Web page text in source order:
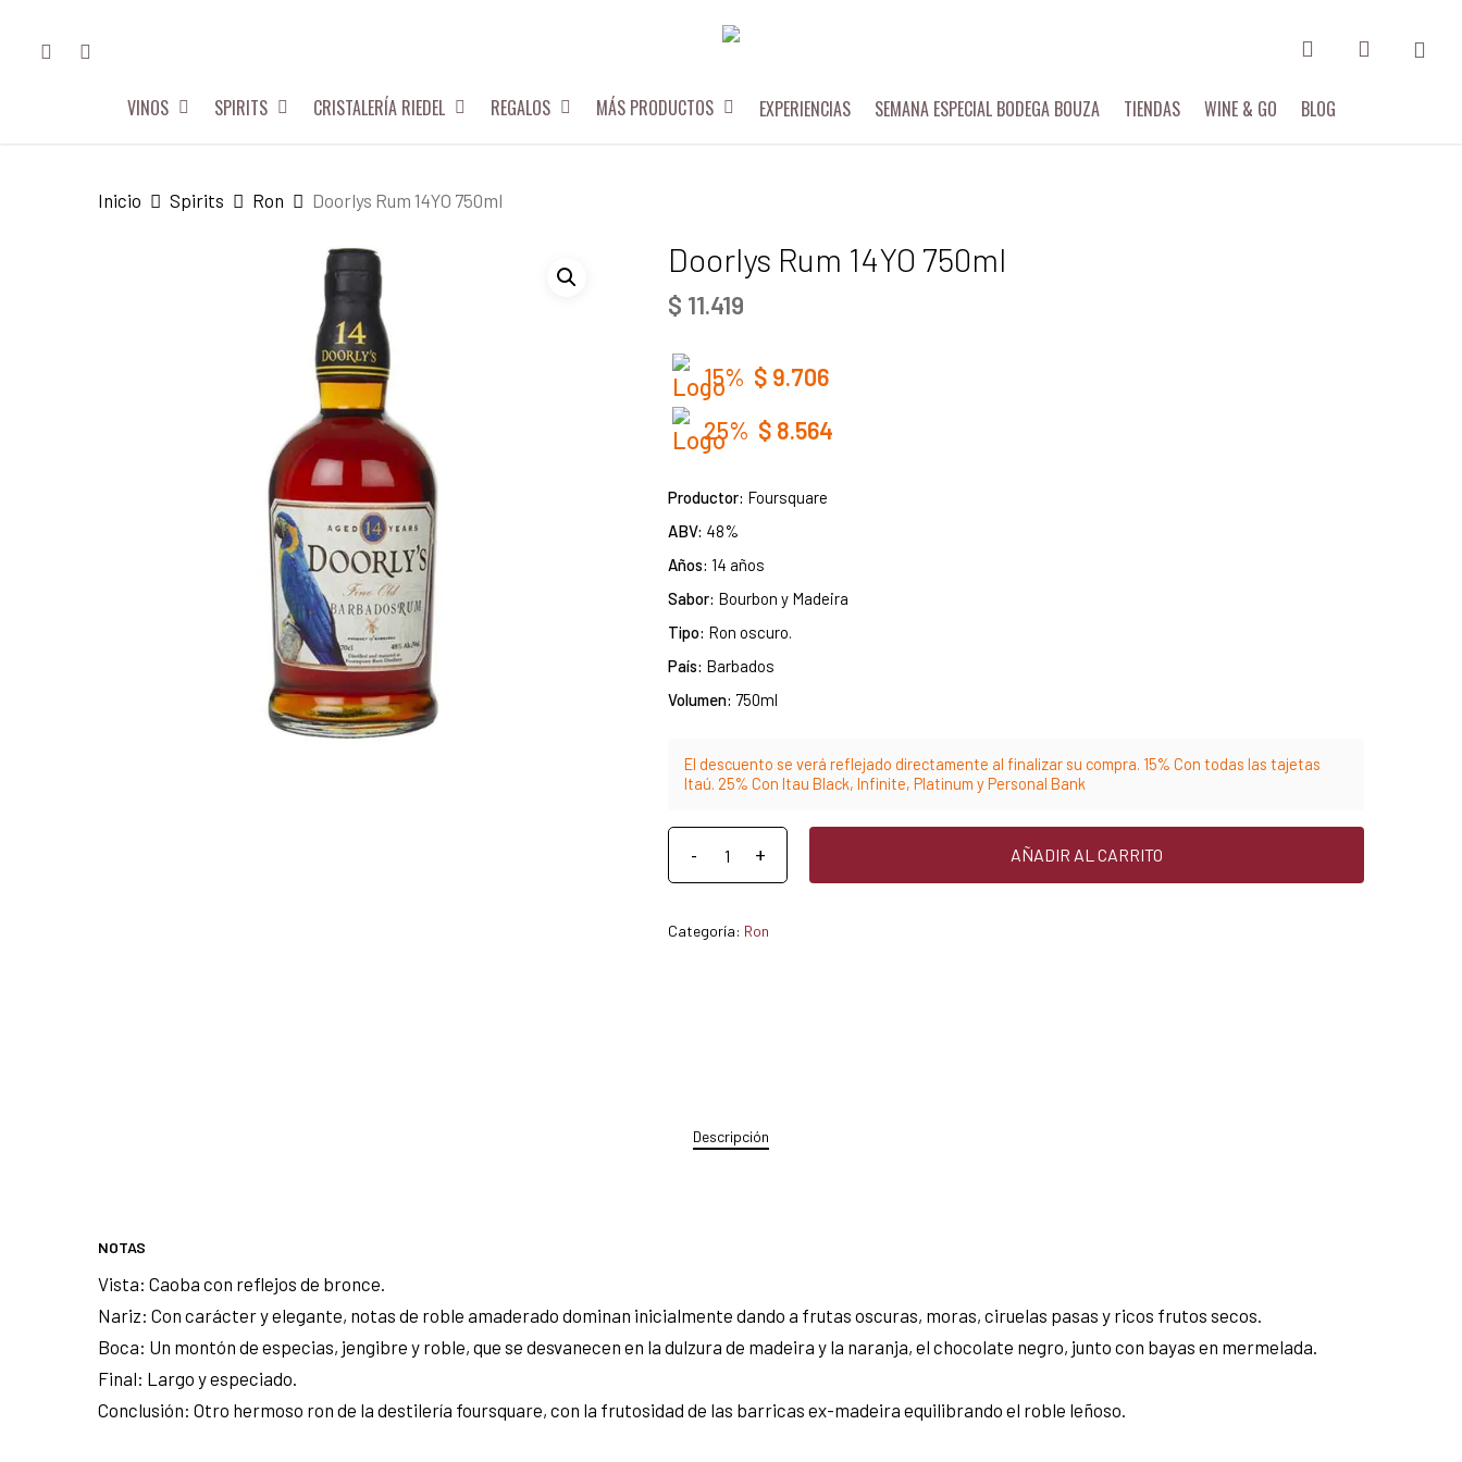
FACEBOOKINSTAGRAM
VINOS SPIRITS CRISTALERÍA RIEDEL REGALOS MÁS PRODUCTOS EXPERIENCIAS SEMANA ESPECIAL BODEGA BOUZA TIENDAS WINE & GO BLOG
Inicio Spirits Ron Doorlys Rum 14YO 750ml
Doorlys Rum 14YO 750ml
$ 11.419
15% $ 9.706
25% $ 8.564
Productor: Foursquare
ABV: 48%
Años: 14 años
Sabor: Bourbon y Madeira
Tipo: Ron oscuro.
País: Barbados
Volumen: 750ml
El descuento se verá reflejado directamente al finalizar su compra. 15% Con todas las tajetas
Itaú. 25% Con Itau Black, Infinite, Platinum y Personal Bank
AÑADIR AL CARRITO
Categoría: Ron
Descripción
NOTAS
Vista: Caoba con reflejos de bronce.
Nariz: Con carácter y elegante, notas de roble amaderado dominan inicialmente dando a frutas oscuras, moras, ciruelas pasas y ricos frutos secos.
Boca: Un montón de especias, jengibre y roble, que se desvanecen en la dulzura de madeira y la naranja, el chocolate negro, junto con bayas en mermelada.
Final: Largo y especiado.
Conclusión: Otro hermoso ron de la destilería foursquare, con la frutosidad de las barricas ex-madeira equilibrando el roble leñoso.